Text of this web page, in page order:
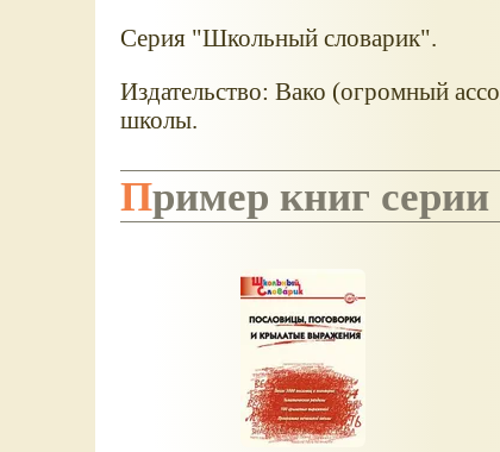
Серия "Школьный словарик".
Издательство: Вако (огромный
школы.
Пример книг